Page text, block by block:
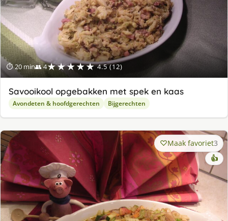
⏱ 20 min👥 4★★★★★ 4.5 (12)
Savooikool opgebakken met spek en kaas
Avondeten & hoofdgerechten Bijgerechten
Maak favoriet3
👍